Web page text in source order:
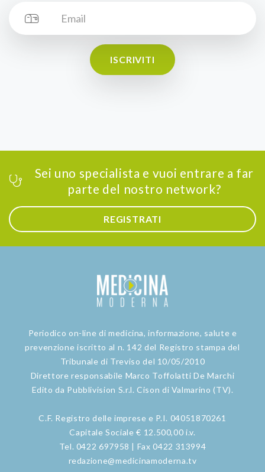
ISCRIVITI
Sei uno specialista e vuoi entrare a far
parte del nostro network?
REGISTRATI
Periodico on-line di medicina, informazione, salute e
prevenzione iscritto al n. 142 del Registro stampa del
Tribunale di Treviso del 10/05/2010
Direttore responsabile Marco Toffolatti De Marchi
Edito da Pubblivision S.r.l. Cison di Valmarino (TV).
C.F. Registro delle imprese e P.I. 04051870261
Capitale Sociale € 12.500,00 i.v.
Tel. 0422 697958 | Fax 0422 313994
redazione@medicinamoderna.tv